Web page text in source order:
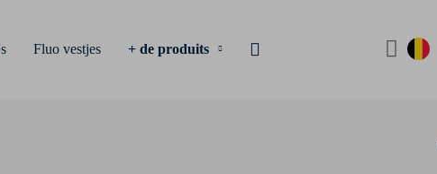
Fluo vestjes + de produits